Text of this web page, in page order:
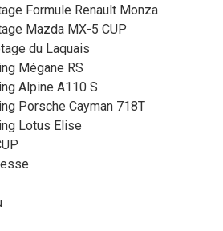
Formule Renault Monza
Mazda MX-5 CUP
du Laquais
Mégane RS
Alpine A110 S
Porsche Cayman 718T
Lotus Elise